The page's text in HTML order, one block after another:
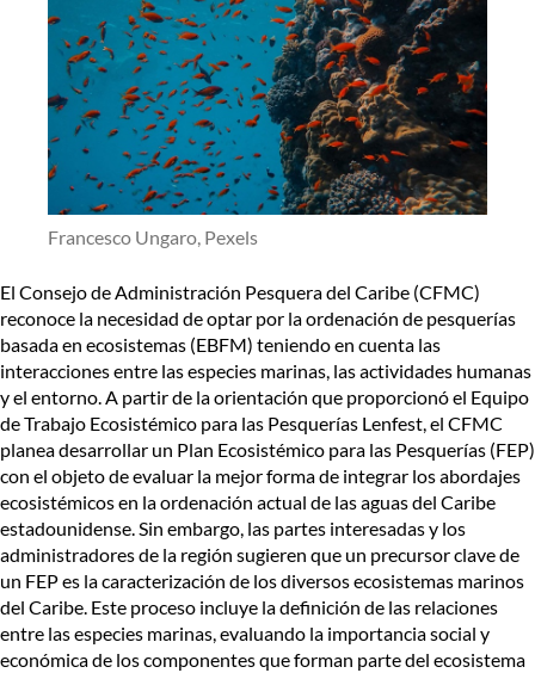
Francesco Ungaro, Pexels
El Consejo de Administración Pesquera del Caribe (CFMC)
reconoce la necesidad de optar por la ordenación de pesquerías
basada en ecosistemas (EBFM) teniendo en cuenta las
interacciones entre las especies marinas, las actividades humanas
y el entorno. A partir de la orientación que proporcionó el Equipo
deTrabajo Ecosistémico para las Pesquerías Lenfest,el CFMC
planea desarrollar un Plan Ecosistémico para las Pesquerías (FEP)
con el objeto de evaluar la mejor forma de integrar los abordajes
ecosistémicos en la ordenación actual de las aguas del Caribe
estadounidense. Sin embargo, las partes interesadas y los
administradores de la región sugieren que un precursor clave de
un FEP es la caracterización de los diversos ecosistemas marinos
del Caribe. Este proceso incluye la definición de las relaciones
entre las especies marinas, evaluando la importancia social y
económica de los componentes que forman parte del ecosistema